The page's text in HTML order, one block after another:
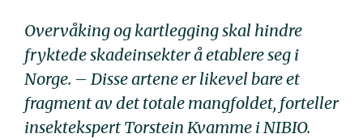
Overvåking og kartlegging skal hindre
fryktede skadeinsekter å etablere seg i
Norge. – Disse artene er likevel bare et
fragment av det totale mangfoldet, forteller
insektekspert Torstein Kvamme i NIBIO.